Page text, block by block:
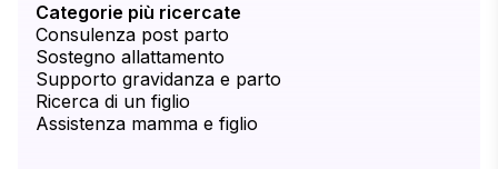
Categorie più ricercate
Consulenza post parto
Sostegno allattamento
Supporto gravidanza e parto
Ricerca di un figlio
Assistenza mamma e figlio